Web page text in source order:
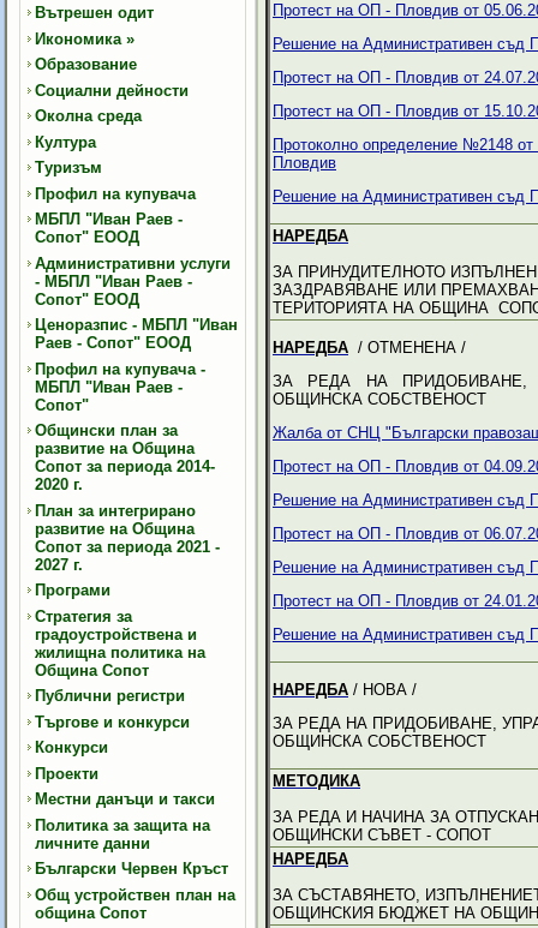
Вътрешен одит
Икономика »
Образование
Социални дейности
Околна среда
Култура
Туризъм
Профил на купувача
МБПЛ "Иван Раев -
Сопот" ЕООД
Административни услуги
- МБПЛ "Иван Раев -
Сопот" ЕООД
Ценоразпис - МБПЛ "Иван
Раев - Сопот" ЕООД
Профил на купувача -
МБПЛ "Иван Раев -
Сопот"
Общински план за
развитие на Община
Сопот за периода 2014-
2020 г.
План за интегрирано
развитие на Община
Сопот за периода 2021 -
2027 г.
Програми
Стратегия за
градоустройствена и
жилищна политика на
Община Сопот
Публични регистри
Търгове и конкурси
Конкурси
Проекти
Местни данъци и такси
Политика за защита на
личните данни
Български Червен Кръст
Общ устройствен план на
община Сопот
Протест на ОП - Пловдив от
Решение на Административен съд
Протест на ОП - Пловдив от
Протест на ОП - Пловдив от
Протоколно определение №2148
Пловдив
Решение на Административен съд
НАРЕДБА
ЗА ПРИНУДИТЕЛНОТО
ЗАЗДРАВЯВАНЕ ИЛИ
ТЕРИТОРИЯТА НА ОБЩИНА СОПОТ
НАРЕДБА / ОТМЕНЕНА /
ЗА РЕДА НА ПРИДОБИВАНЕ,
ОБЩИНСКА СОБСТВЕНОСТ
Жалба от СНЦ "Български
Протест на ОП - Пловдив от
Решение на Административен съд
Протест на ОП - Пловдив от
Решение на Административен съд
Протест на ОП - Пловдив от
Решение на Административен съд
НАРЕДБА / НОВА /
ЗА РЕДА НА ПРИДОБИВАНЕ,
ОБЩИНСКА СОБСТВЕНОСТ
МЕТОДИКА
ЗА РЕДА И НАЧИНА ЗА
ОБЩИНСКИ СЪВЕТ - СОПОТ
НАРЕДБА
ЗА СЪСТАВЯНЕТО,
ОБЩИНСКИЯ БЮДЖЕТ НА